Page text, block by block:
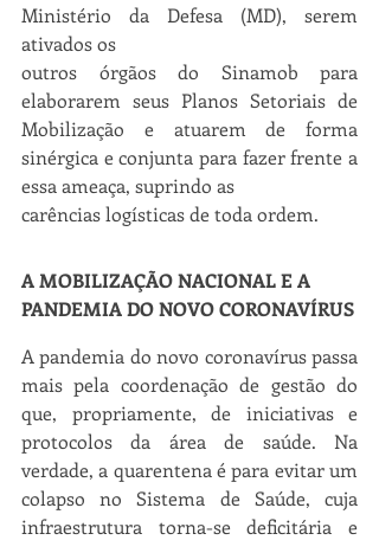
Ministério da Defesa (MD), serem
ativados os
outros órgãos do Sinamob para
elaborarem seus Planos Setoriais de
Mobilização e atuarem de forma
sinérgica e conjunta para fazer frente a
essa ameaça, suprindo as
carências logísticas de toda ordem.
A MOBILIZAÇÃO NACIONAL E A
PANDEMIA DO NOVO CORONAVÍRUS
A pandemia do novo coronavírus passa
mais pela coordenação de gestão do
que, propriamente, de iniciativas e
protocolos da área de saúde. Na
verdade, a quarentena é para evitar um
colapso no Sistema de Saúde, cuja
infraestrutura torna-se deficitária e